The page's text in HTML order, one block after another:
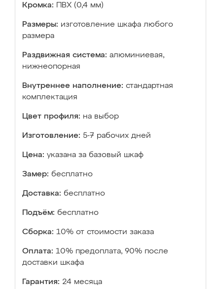
Кромка: ПВХ (0,4 мм)
Размеры: изготовление шкафа любого
размера
Раздвижная система: алюминиевая,
нижнеопорная
Внутреннее наполнение: стандартная
комплектация
Цвет профиля: на выбор
Изготовление: 5-7 рабочих дней
Цена: указана за базовый шкаф
Замер: бесплатно
Доставка: бесплатно
Подъём: бесплатно
Сборка: 10% от стоимости заказа
Оплата: 10% предоплата, 90% после
доставки шкафа
Гарантия: 24 месяца